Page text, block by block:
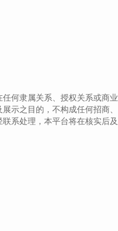
何隶属关系、授权关系或商业
示之目的，不构成任何招商、
系处理，本平台将在核实后及